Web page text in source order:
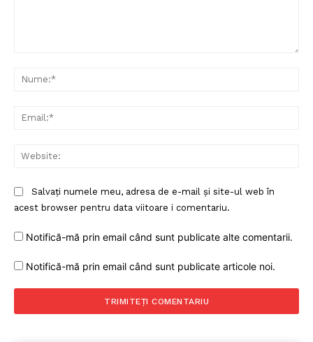
Salvați numele meu, adresa de e-mail și site-ul web în
acest browser pentru data viitoare i comentariu.
Notifică-mă prin email când sunt publicate alte comentarii.
Notifică-mă prin email când sunt publicate articole noi.